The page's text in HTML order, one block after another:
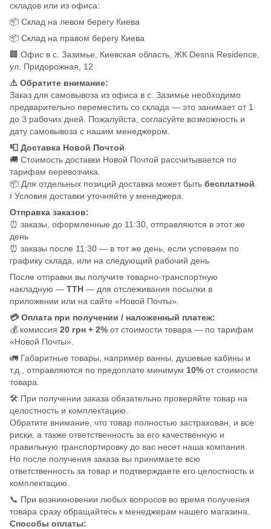
складов или из офиса:
📦 Склад на левом берегу Киева
📦 Склад на правом берегу Киева
🏢 Офис в с. Зазимье, Киевская область, ЖК Desna Residence,
ул. Придорожная, 12
⚠️ Обратите внимание:
Заказ для самовывоза из офиса в с. Зазимье необходимо
предварительно переместить со склада — это занимает от 1
до 3 рабочих дней. Пожалуйста, согласуйте возможность и
дату самовывоза с нашим менеджером.
📮 Доставка Новой Почтой
🚚 Стоимость доставки Новой Почтой рассчитывается по
тарифам перевозчика.
📦 Для отдельных позиций доставка может быть бесплатной
ℹ️ Условия доставки уточняйте у менеджера.
Отправка заказов:
⏰ заказы, оформленные до 11:30, отправляются в этот же
день
⏰ заказы после 11:30 — в тот же день, если успеваем по
графику склада, или на следующий рабочий день
После отправки вы получите товарно-транспортную
накладную — ТТН — для отслеживания посылки в
приложении или на сайте «Новой Почты».
💳 Оплата при получении / наложенный платеж:
💰 комиссия 20 грн + 2% от стоимости товара — по тарифам
«Новой Почты».
🚛 Габаритные товары, например ванны, душевые кабины и
т.д., отправляются по предоплате минимум 10% от стоимости
товара.
🛠️ При получении заказа обязательно проверяйте товар на
целостность и комплектацию.
Обратите внимание, что товар полностью застрахован, и все
риски, а также ответственность за его качественную и
правильную транспортировку до вас несет наша компания.
Но после получения заказа вы принимаете всю
ответственность за товар и подтверждаете его целостность и
комплектацию.
📞 При возникновении любых вопросов во время получения
товара сразу обращайтесь к менеджерам нашего магазина.
Способы оплаты: